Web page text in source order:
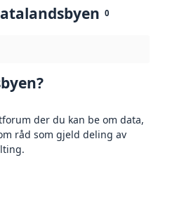
0
der du kan be om data,
råd som gjeld deling av